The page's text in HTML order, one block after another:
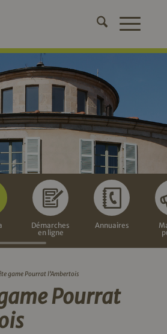
Démarches
en ligne
Annuaires
game Pourrat l’Ambertois
Pourrat